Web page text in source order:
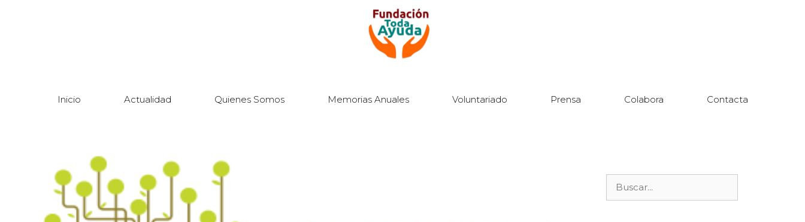
Inicio Actualidad Quienes Somos Memorias Anuales Voluntariado Prensa Colabora Contacta